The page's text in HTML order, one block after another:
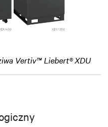
Vertiv™ Liebert® XDU